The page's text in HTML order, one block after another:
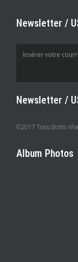
Newsletter /
Newsletter /
©2017 Tous droits
Album Photos